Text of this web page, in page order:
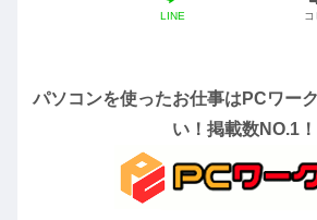
LINE コ
パソコンを使ったお仕事はPCワー
い！掲載数NO.1！